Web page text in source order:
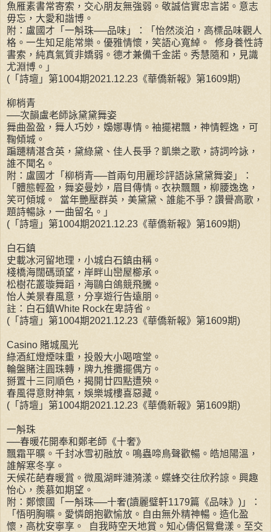
魚雁素書常寄索，交心朋友無強弱。敬誠信實忠言諾。意志
毋忘，大愛和諧博。
附：盧國才「一斛珠──品味」：「怡然淡泊，高標品味觀人
格。一生知足能常樂。優雅情懷，笑語心寬綽。 修身養性詩
書索，純真氣質非嬌弱。德才兼備千金諾。秀慧隨和，見識
尤淵博。」
(「詩壇」第1004期2021.12.23《華僑新報》第1609期)
柳梢青
──次韻盧老師詠黛黛舞姿
舞曲盈盈，舞人巧妙，嬝娜專情。袖擺裙飄，神情輕逸，可
鞠傾城。
蹁躚精湛含英，黛綠黛、佳人長爭？凱樂之歌，詩詞吟詠，
誰不聞名。
附：盧國才「柳梢青──首兩句用麗珍評語詠黛黛舞姿」：
「體態輕盈，舞姿曼妙，眉目傳情。衣袂飄飄，柳腰逸逸，
笑可傾城。 當年艷壓群英，美黛黛、誰能不爭？讚譽高歌，
題詩暢詠，一曲留名。」
(「詩壇」第1004期2021.12.23《華僑新報》第1609期)
白石鎮
史載冰河留地理，小城白石鎮由稱。
棧橋海闊碼頭望，岸畔山巒屋櫛承。
松樹花叢璇舞蹈，海鷗白鴿競飛騰。
怡人美景春風意，分享遊行告遠朋。
註：白石鎮White Rock在卑詩省。
(「詩壇」第1004期2021.12.23《華僑新報》第1609期)
Casino 賭城風光
綠酒紅燈煙味重，投骰大小喝喧堂。
輪盤賭注圓珠轉，牌九推攤擺偶方。
掰置十三同順色，揭開廿四點遭殃。
春風得意財神氣，娛樂城樓喜惡藏。
(「詩壇」第1004期2021.12.23《華僑新報》第1609期)
一斛珠
──春暖花開奉和鄭老師《十奢》
飄霜平曠。千封冰雪初融放。鳴蟲啼鳥聲歡暢。皓旭陽溫，
誰解寒冬享。
天候花葩春暖賞。微風湖畔漣漪漾。蝶蜂交往欣矜諒。興趣
怡心，羨慕如期望。
附：鄭懷國「一斛珠──十奢(讀麗璧軒1179篇《品味》)」：
「悟明胸曠。愛憐朗抱歡愉放。自由無外精神暢。造化盈
懷，高枕安寧享。 自我時空天地賞。知心儔侶鴛鴦漾。至交